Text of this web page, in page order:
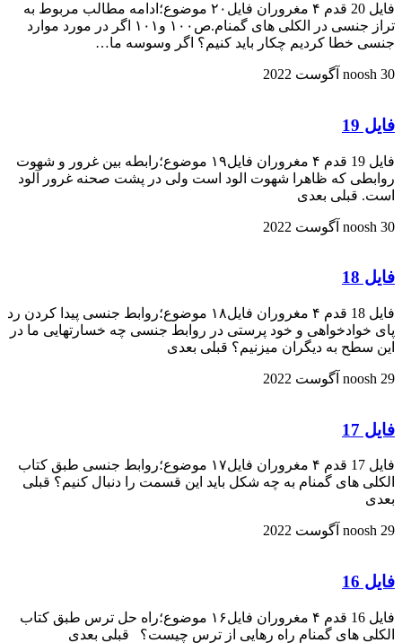
فایل 20 قدم ۴ مغروران فایل۲۰ موضوع؛ادامه مطالب مربوط به
تراز جنسی در الکلی های گمنام.ص۱۰۰ و۱۰۱ اگر در مورد موارد
جنسی خطا کردیم چکار باید کنیم؟ اگر وسوسه ما…
noosh 30 آگوست 2022
فایل 19
فایل 19 قدم ۴ مغروران فایل۱۹ موضوع؛رابطه بین غرور و شهوت
روابطی که ظاهرا شهوت الود است ولی در پشت صحنه غرور آلود
است. قبلی بعدی
noosh 30 آگوست 2022
فایل 18
فایل 18 قدم ۴ مغروران فایل۱۸ موضوع؛روابط جنسی پیدا کردن رد
پای خوادخواهی و خود پرستی در روابط جنسی چه خسارتهایی ما در
این سطح به دیگران میزنیم؟ قبلی بعدی
noosh 29 آگوست 2022
فایل 17
فایل 17 قدم ۴ مغروران فایل۱۷ موضوع؛روابط جنسی طبق کتاب
الکلی های گمنام به چه شکل باید این قسمت را دنبال کنیم؟ قبلی
بعدی
noosh 29 آگوست 2022
فایل 16
فایل 16 قدم ۴ مغروران فایل۱۶ موضوع؛راه حل ترس طبق کتاب
الکلی های گمنام راه رهایی از ترس چیست؟ قبلی بعدی